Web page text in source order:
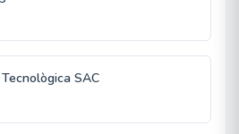
SAC